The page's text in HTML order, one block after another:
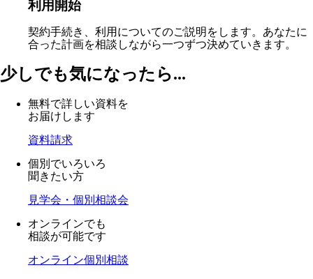
利用開始
契約手続き、利用についてのご説明をします。あなたに
合った計画を相談しながら一つずつ決めていきます。
少しでも気になったら...
無料で詳しい資料を
お届けします
資料請求
個別でいろいろ
聞きたい方
見学会・個別相談会
オンラインでも
相談が可能です
オンライン個別相談